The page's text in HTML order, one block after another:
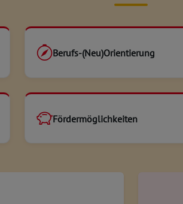
Berufs-(Neu)Orientierung
Fördermöglichkeiten